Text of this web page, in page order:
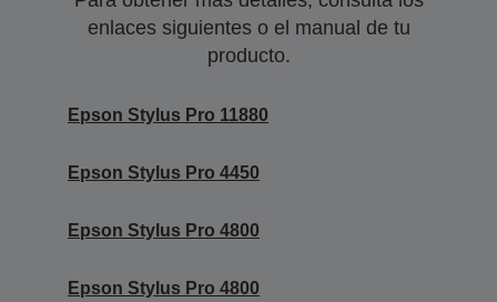
enlaces siguientes o el manual de tu
producto.
Epson Stylus Pro 11880
Epson Stylus Pro 4450
Epson Stylus Pro 4800
Epson Stylus Pro 4800